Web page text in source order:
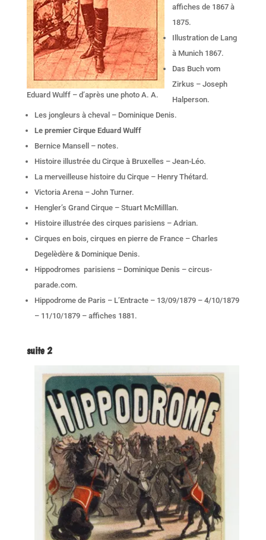
Eduard Wulff – d’après une photo A. A.
affiches de 1867 à
1875.
Illustration de Lang
à Munich 1867.
Das Buch vom
Zirkus – Joseph
Halperson.
Les jongleurs à cheval – Dominique Denis.
Le premier Cirque Eduard Wulff
Bernice Mansell – notes.
Histoire illustrée du Cirque à Bruxelles – Jean-Léo.
La merveilleuse histoire du Cirque – Henry Thétard.
Victoria Arena – John Turner.
Hengler’s Grand Cirque – Stuart McMilllan.
Histoire illustrée des cirques parisiens – Adrian.
Cirques en bois, cirques en pierre de France – Charles
Degelèdère & Dominique Denis.
Hippodromes parisiens – Dominique Denis – circus-
parade.com.
Hippodrome de Paris – L’Entracte – 13/09/1879 – 4/10/1879
– 11/10/1879 – affiches 1881.
suite 2